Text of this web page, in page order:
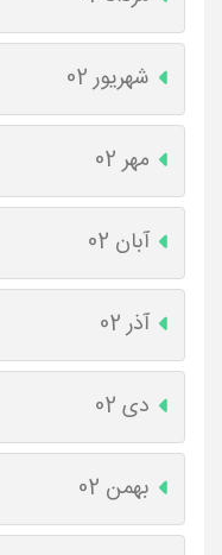
شهریور 02
مهر 02
آبان 02
آذر 02
دی 02
بهمن 02